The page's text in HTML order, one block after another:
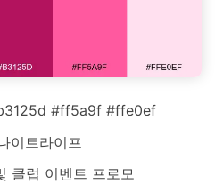
#ff5a9f #ffe0ef
이트라이프
클럽 이벤트 프로모